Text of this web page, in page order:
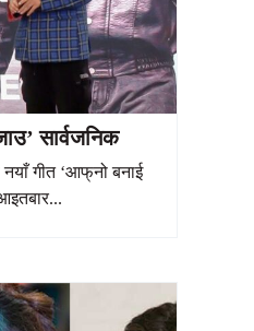
सार्वजनिक
गीत ‘आफ्‌नो बनाई